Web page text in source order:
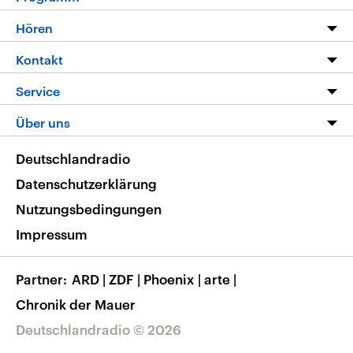
Programm
Die Nachrichten
Nachrichtenleicht
Neue Beiträge auf dlf.de
Hören
Livestream
Podcasts
Deutschlandfunk App
Nachrichten App
Frequenzen
Kontakt
Hörerservice
Service
FAQ
Veranstaltungen
Musikliste
RSS
Über uns
Barrierefreiheit
Deutschlandradio © 2026
Deutschlandradio
Datenschutzerklärung
Nutzungsbedingungen
Impressum
Partner ARD | ZDF | Phoenix | arte |
Chronik der Mauer